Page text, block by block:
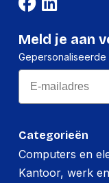
Categorieën
Computers en
Kantoor, werk
Meld je aan
Gepersonaliseerde
Email